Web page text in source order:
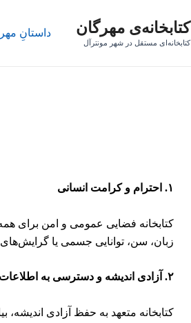
کتابخانه‌ی مهرگان
کتابخانه‌ای مستقل در شهر مونترآل
داستانِ
۱. احترام و کرامت انسانی
کتابخانه فضایی عمومی و امن برای
زبان، سن، توانایی جسمی یا گرایش‌های
۲. آزادی اندیشه و دسترسی به اطلاعات
کتابخانه متعهد به حفظ آزادی